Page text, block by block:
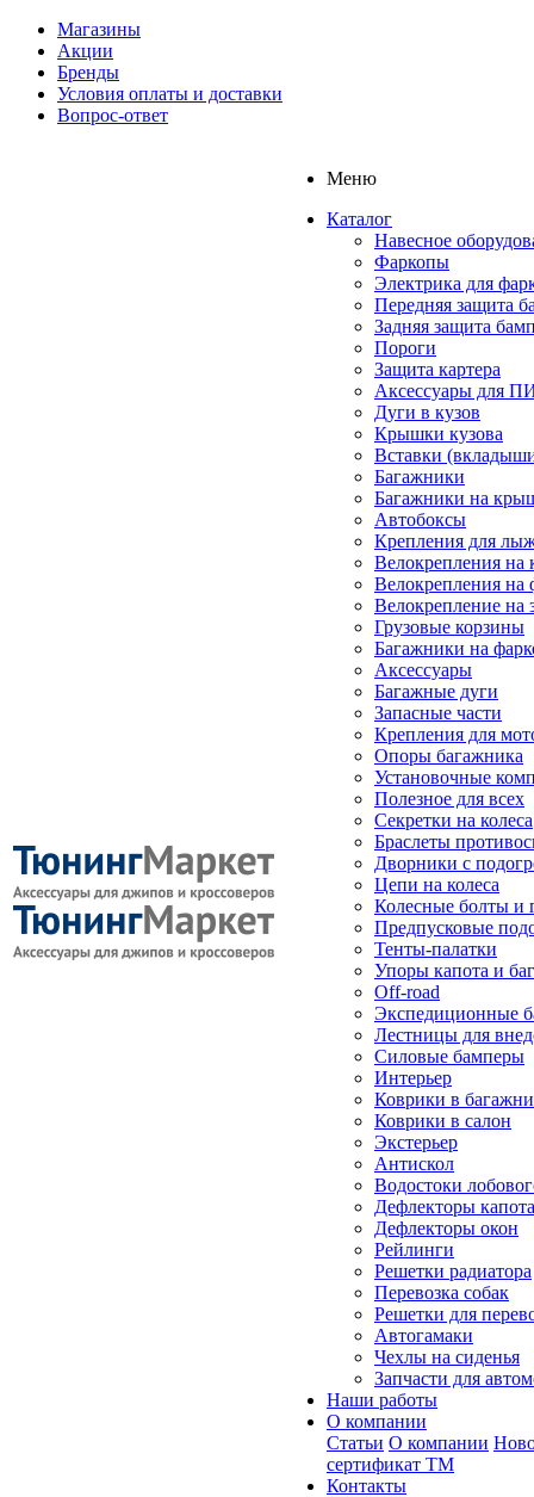
Магазины
Акции
Бренды
Условия оплаты и доставки
Вопрос-ответ
Меню
Каталог
Навесное
Фаркопы
Электрика для
Передняя защита
Задняя защита
Пороги
Защита картера
Аксессуары для
Дуги в кузов
Крышки кузова
Вставки
Багажники
Багажники на
Автобоксы
Крепления для
Велокрепления
Велокрепления на
Велокрепление на
Грузовые корзины
Багажники на
Аксессуары
Багажные дуги
Запасные части
Крепления для
Опоры багажника
Установочные
Полезное для всех
Секретки на колеса
Браслеты
Дворники с
Цепи на колеса
Колесные болты и
Предпусковые
Тенты-палатки
Упоры капота и
Off-road
Экспедиционные
Лестницы для
Силовые бамперы
Интерьер
Коврики в
Коврики в салон
Экстерьер
Антискол
Водостоки
Дефлекторы капота
Дефлекторы окон
Рейлинги
Решетки радиатора
Перевозка собак
Решетки для
Автогамаки
Чехлы на сиденья
Запчасти для
Наши работы
О компании
Статьи О компании
сертификат ТМ
Контакты